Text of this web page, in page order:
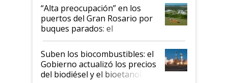
“Alta preocupación” en los
puertos del Gran Rosario por
buques parados: el
funcionamiento de las
exportadoras en tensión tras
la medida de fuerza de los
prácticos
Suben los biocombustibles: el
Gobierno actualizó los precios
del biodiésel y el bioetanol